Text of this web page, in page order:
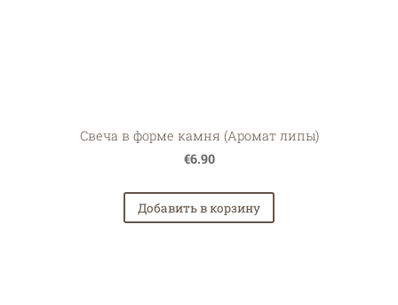
Свеча в форме камня (Аромат липы)
€6.90
Добавить в корзину